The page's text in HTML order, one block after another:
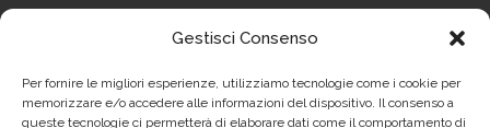
Gestisci Consenso
Per fornire le migliori esperienze, utilizziamo tecnologie come i cookie per
memorizzare e/o accedere alle informazioni del dispositivo. Il consenso a
queste tecnologie ci permetterà di elaborare dati come il comportamento di
Privacy Policy IT